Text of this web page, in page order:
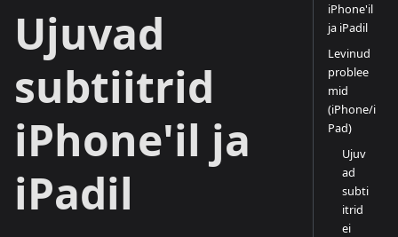
Ujuvad
subtiitrid
iPhone'il ja
iPadil
iPhone'il
ja iPadil
Levinud
problee
mid
(iPhone/i
Pad)
Ujuv
ad
subti
itrid
ei